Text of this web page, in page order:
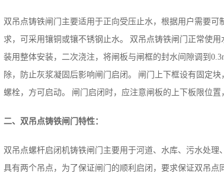
双吊点铸铁闸门主要适用于正向受压止水，根据用户需要
求，可采用镶铜或镶不锈钢止水。 双吊点铸铁闸门正常使
装用整体安装，二次浇注，将闸板与闸框的封水间隙调到
除，防止灰浆凝固后影响闸门启闭。 闸门上下框设有固定
螺栓，方可启动。 闸门启闭时，应注意闸板的上下板限位置
二、双吊点铸铁闸门特性：
双吊点螺杆启闭机铸铁闸门主要用于河道、水库、污水处
具有两个吊点，为了保证闸门的顺利启闭，要求保证双吊
弧形钢制闸门成功案例 液压升降坝成功案例